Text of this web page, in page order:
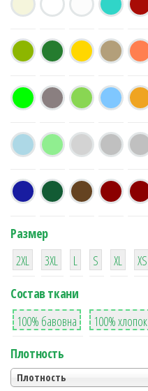
Размер
38
2XL
16
3XL
42
L
42
S
42
XL XS
Состав ткани
8
100% бавовна
36
100% хлопок
Плотность
Плотность